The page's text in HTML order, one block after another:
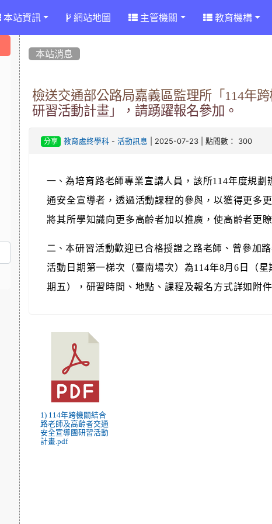
本站資訊 網站地圖 主管機關 教育機構
本站消息
檢送交通部公路局嘉義區監理所「114年
研習活動計畫」，請踴躍報名參加。
分享 教育處終學科 - 活動訊息 | 2025-07-23 | 點閱數： 300
一、為培育路老師專業宣講人員，該所114年度規
通安全宣導者，透過活動課程的參與，以獲得更多
將其所學知識向更多高齡者加以推廣，使高齡者更
二、本研習活動歡迎已合格授證之路老師、曾參加
活動日期第一梯次（臺南場次）為114年8月6日（
期五），研習時間、地點、課程及報名方式詳如附
1) 114年跨機關結合
路老師及高齡者交通
安全宣導團研習活動
計畫.pdf